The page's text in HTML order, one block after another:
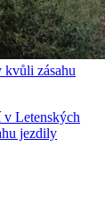
kvůli zásahu
v Letenských
jezdily